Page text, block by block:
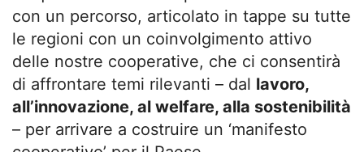
con un percorso, articolato in tappe su tutte
le regioni con un coinvolgimento attivo
delle nostre cooperative, che ci consentirà
di affrontare temi rilevanti – dal lavoro,
all’innovazione, al welfare, alla sostenibilità
– per arrivare a costruire un ‘manifesto